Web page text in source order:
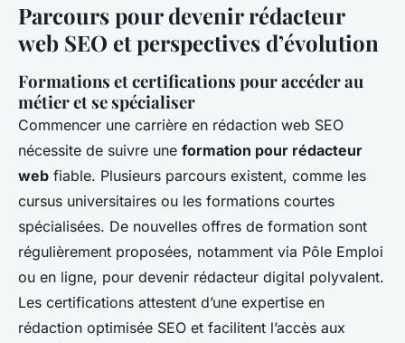
Parcours pour devenir rédacteur
web SEO et perspectives d’évolution
Formations et certifications pour accéder au
métier et se spécialiser
Commencer une carrière en rédaction web SEO
nécessite de suivre une formation pour rédacteur
web fiable. Plusieurs parcours existent, comme les
cursus universitaires ou les formations courtes
spécialisées. De nouvelles offres de formation sont
régulièrement proposées, notamment via Pôle Emploi
ou en ligne, pour devenir rédacteur digital polyvalent.
Les certifications attestent d’une expertise en
rédaction optimisée SEO et facilitent l’accès aux